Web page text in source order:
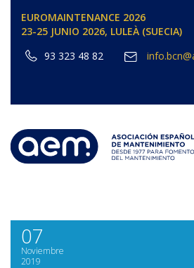
EUROMAINTENANCE 2026
23-25 JUNIO 2026, LULEÀ (SUECIA)
93 323 48 82
07
Noviembre
2019